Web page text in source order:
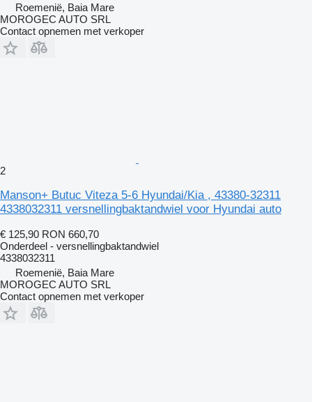
Roemenië, Baia Mare
MOROGEC AUTO SRL
Contact opnemen met verkoper
2
Manson+ Butuc Viteza 5-6 Hyundai/Kia , 43380-32311
4338032311 versnellingbaktandwiel voor Hyundai auto
€ 125,90 RON 660,70
Onderdeel - versnellingbaktandwiel
4338032311
Roemenië, Baia Mare
MOROGEC AUTO SRL
Contact opnemen met verkoper